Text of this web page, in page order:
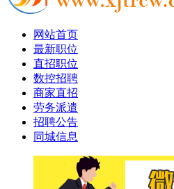
网站首页
最新职位
直招职位
数控招聘
商家直招
劳务派遣
招聘公告
同城信息